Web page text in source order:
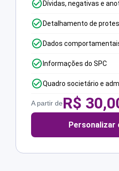
Dívidas, negativas e
Detalhamento de
Dados
Informações do SPC
Quadro societário e
A partir deR$
Personalizar